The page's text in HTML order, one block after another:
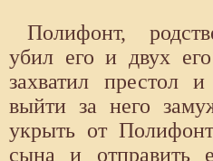
Полифонт,
убил его и двух
захватил престол
выйти за не­го
укрыть от
сына и отправить